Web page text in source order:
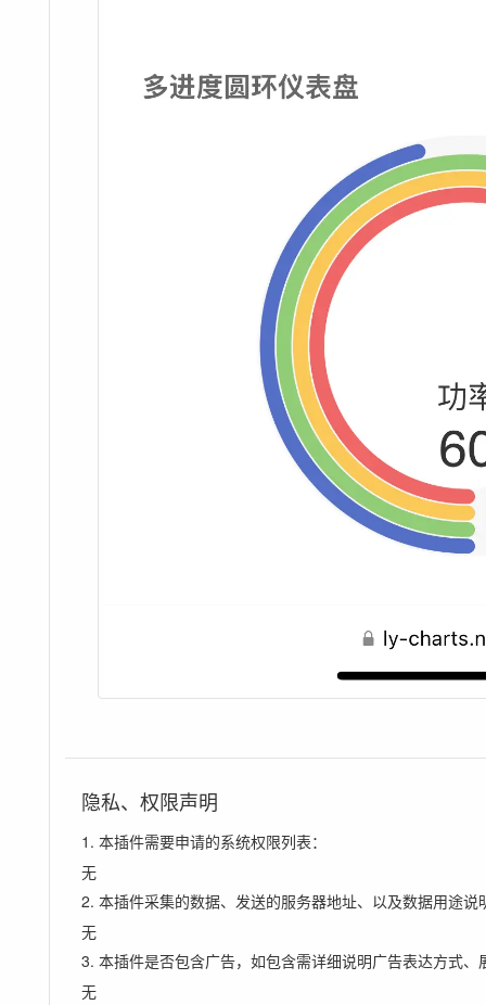
隐私、权限声明
1. 本插件需要申请的系统权限列表：
无
2. 本插件采集的数据、发送的服务器地址、以及数据用途说
无
3. 本插件是否包含广告，如包含需详细说明广告表达方式、
无